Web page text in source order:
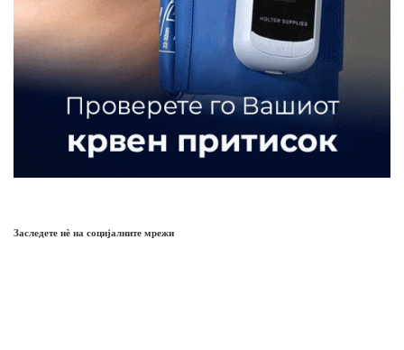
Заследете нѐ на социјалните мрежи